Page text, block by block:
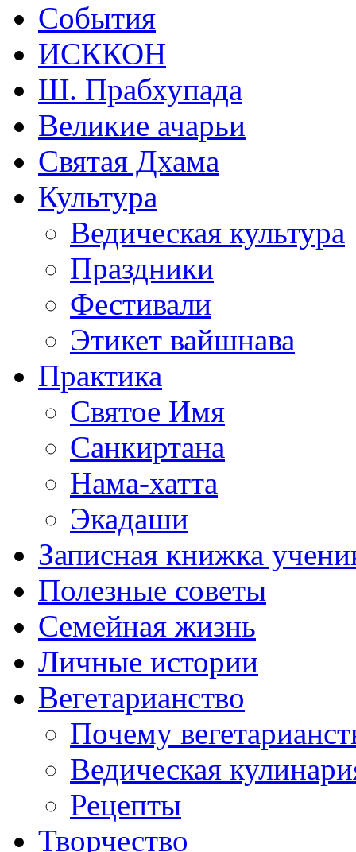
События
ИСККОН
Ш. Прабхупада
Великие ачарьи
Святая Дхама
Культура
Ведическая культура
Праздники
Фестивали
Этикет вайшнава
Практика
Святое Имя
Санкиртана
Нама-хатта
Экадаши
Записная книжка
Полезные советы
Семейная жизнь
Личные истории
Вегетарианство
Почему
Ведическая
Рецепты
Творчество